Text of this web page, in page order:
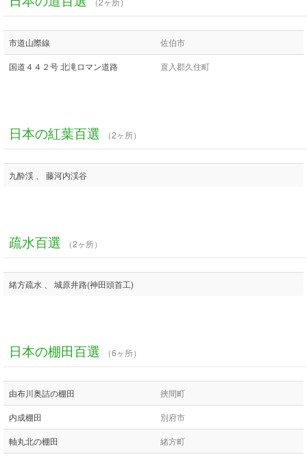
市道山際線 佐伯市
国道４４２号 北滝ロマン道路 直入郡久住町
日本の紅葉百選 （2ヶ所）
九酔渓 、 藤河内渓谷
疏水百選 （2ヶ所）
緒方疏水 、 城原井路(神田頭首工)
日本の棚田百選 （6ヶ所）
由布川奥詰の棚田 挾間町
内成棚田 別府市
軸丸北の棚田 緒方町